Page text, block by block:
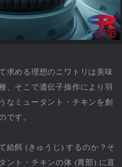
求める理想のニワトリは美味
、そこで遺伝子操作により羽
なミュータント・チキンを創
です。
給餌 (きゅうじ) するのか？そ
ント・チキンの体 (胃部) に直